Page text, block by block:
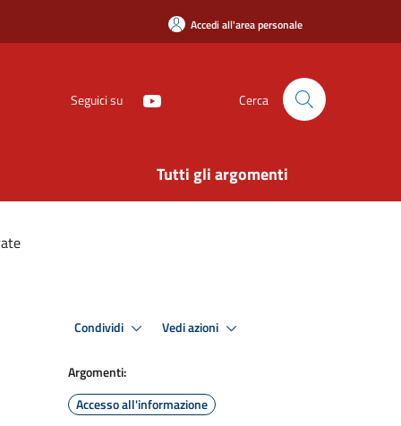
Accedi all'area personale
Seguici su Cerca
Tutti gli argomenti
Condividi Vedi azioni
Argomenti:
Accesso all'informazione